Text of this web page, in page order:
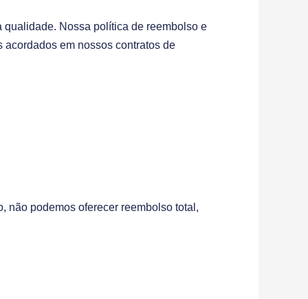
Nossa política de reembolso e
em nossos contratos de
não podemos oferecer reembolso total,